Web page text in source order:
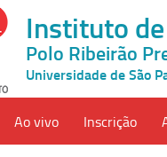
Instituto
Polo Ribeirão
Universidade de São
Ao vivo Inscrição